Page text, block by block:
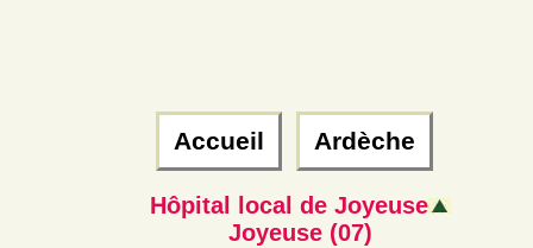
Accueil Ardèche
Hôpital local de Joyeuse
Joyeuse (07)